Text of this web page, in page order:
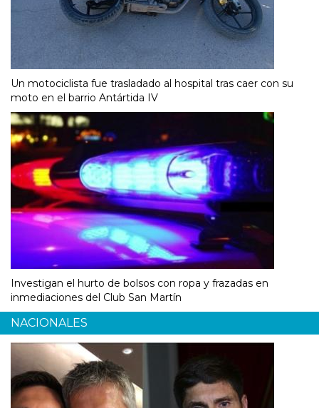
Un motociclista fue trasladado al hospital tras caer con su
moto en el barrio Antártida IV
Investigan el hurto de bolsos con ropa y frazadas en
inmediaciones del Club San Martín
NACIONALES